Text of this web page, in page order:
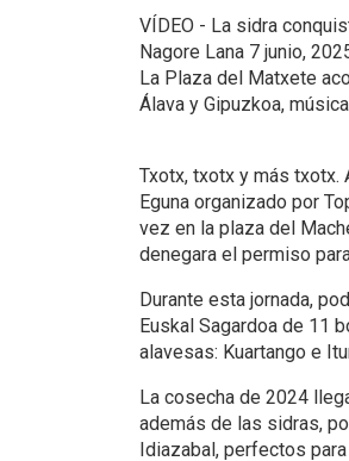
VÍDEO - La sidra
Nagore Lana 7 junio,
La Plaza del Matxete
Álava y Gipuzkoa,
Txotx, txotx y más txotx.
Eguna organizado por
vez en la plaza del
denegara el permiso
Durante esta jornada,
Euskal Sagardoa de 11
alavesas: Kuartango e
La cosecha de 2024
además de las sidras,
Idiazabal, perfectos